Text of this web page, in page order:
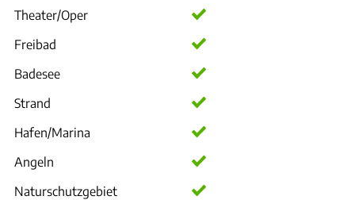
Theater/Oper
Freibad
Badesee
Strand
Hafen/Marina
Angeln
Naturschutzgebiet